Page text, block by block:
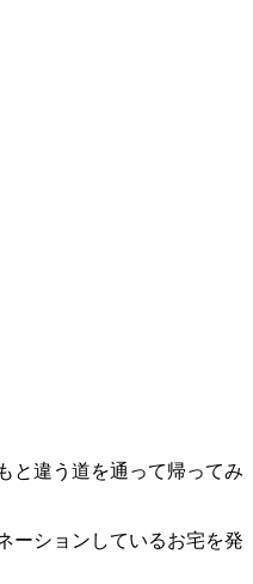
と違う道を通って帰ってみ
ーションしているお宅を発